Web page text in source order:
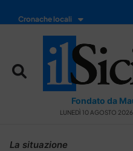
Cronache locali
Fondato da
LUNEDÌ 10 AGOSTO
La situazione